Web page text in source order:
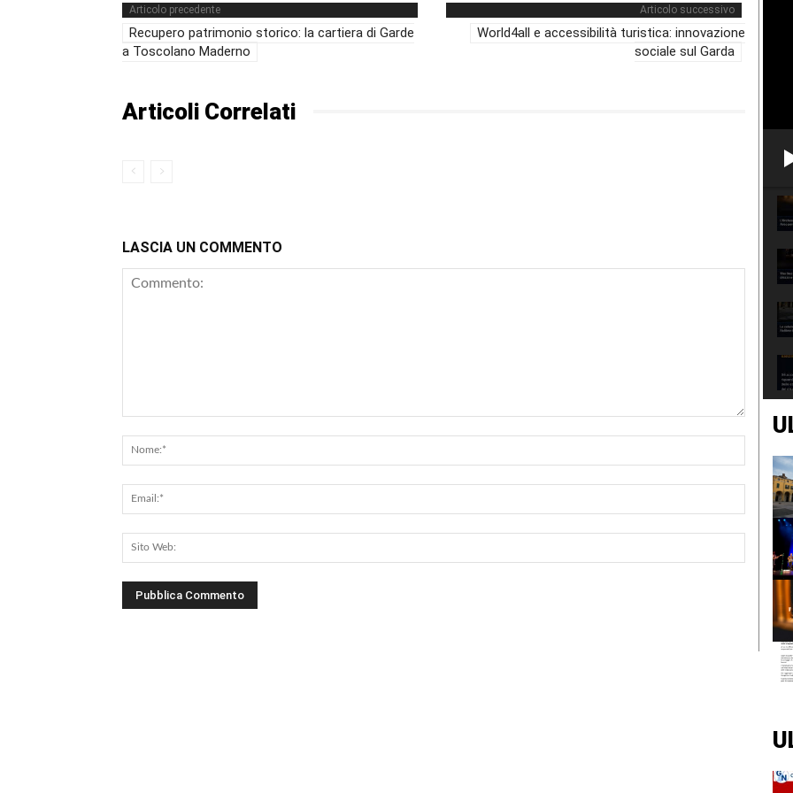
Articolo precedente
Recupero patrimonio storico: la cartiera di Garde
a Toscolano Maderno
Articolo successivo
World4all e accessibilità turistica: innovazione
sociale sul Garda
Articoli Correlati
LASCIA UN COMMENTO
Email:*
Web: